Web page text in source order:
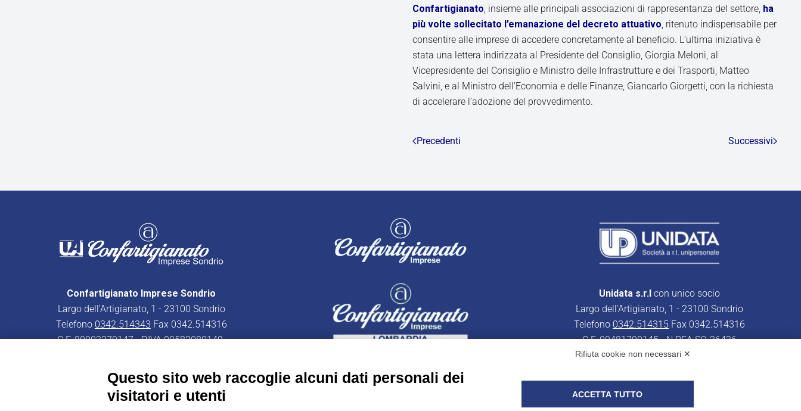
Confartigianato, insieme alle principali associazioni di rappresentanza del settore, ha
più volte sollecitato l’emanazione del decreto attuativo, ritenuto indispensabile per
consentire alle imprese di accedere concretamente al beneficio. L’ultima iniziativa è
stata una lettera indirizzata al Presidente del Consiglio, Giorgia Meloni, al
Vicepresidente del Consiglio e Ministro delle Infrastrutture e dei Trasporti, Matteo
Salvini, e al Ministro dell’Economia e delle Finanze, Giancarlo Giorgetti, con la richiesta
di accelerare l’adozione del provvedimento.
Precedenti Successivi
Confartigianato Imprese Sondrio
Largo dell’Artigianato, 1 - 23100 Sondrio
Telefono 0342.514343 Fax 0342.514316
C.F. 80003370147 - P.IVA 00582080149
Unidata s.r.l con unico socio
Largo dell’Artigianato, 1 - 23100 Sondrio
Telefono 0342.514315 Fax 0342.514316
C.F. 00481790145 - N.REA SO-36426
PEC:unidata.sondrio@legalmail.it
Rifiuta cookie non necessari ✕
Questo sito web raccoglie alcuni dati personali dei
visitatori e utenti
ACCETTA TUTTO